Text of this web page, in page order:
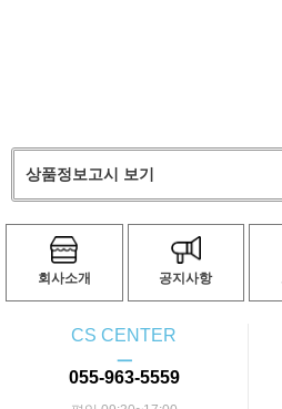
상품정보고시 보기
회사소개 공지사항
CS CENTER
ㅡ
055-963-5559